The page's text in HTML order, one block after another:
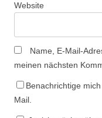
Website
Name, E-Mail-
meinen nächsten
Benachrichtige
Mail.